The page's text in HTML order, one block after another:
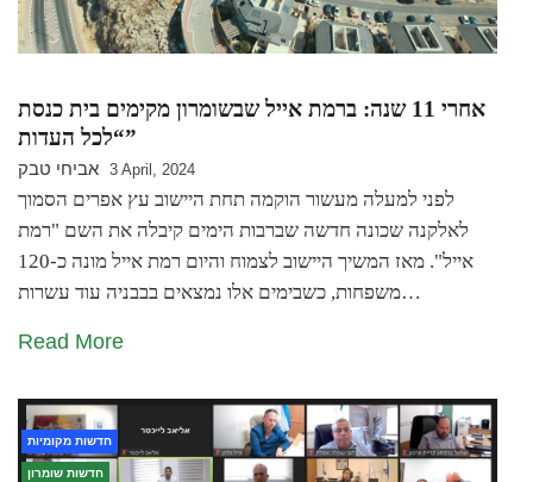
אחרי 11 שנה: ברמת אייל שבשומרון מקימים בית כנסת
“לכל העדות”
אביחי טבק 3 April, 2024
לפני למעלה מעשור הוקמה תחת היישוב עץ אפרים הסמוך
לאלקנה שכונה חדשה שברבות הימים קיבלה את השם "רמת
אייל". מאז המשיך היישוב לצמוח והיום רמת אייל מונה כ-120
משפחות, כשבימים אלו נמצאים בבבניה עוד עשרות…
Read More
חדשות מקומיות
חדשות שומרון